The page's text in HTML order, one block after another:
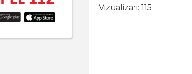
Vizualizari: 115